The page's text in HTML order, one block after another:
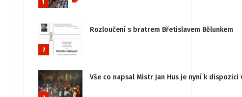
1
2
Rozloučení s bratrem Břetislavem Bělunkem
Vše co napsal Mistr Jan Hus je nyní k